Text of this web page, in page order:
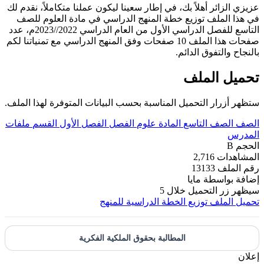
عزيزي الزائر أهلاً بك، في إطار سعينا ليكون عملنا متكاملاً، نقدم لك
في هذا الملف توزيع خطة المنهج الدراسي في مادة العلوم للصف
التاسع للفصل الدراسي الأول من العام الدراسي 2022//2023م، عدد
صفحات هذا الملف 10 صفحات وفق المنهج الدراسي مع تمنياتنا لكم
بالنجاح والتفوق الدائم.
تحميل الملف
ستظهر أزرار التحميل المناسبة بحسب البيانات المتوفرة لهذا الملف.
الصف الصف التاسع المادة علوم الفصل الفصل الأول القسم ملفات
المدرس
الحجم B
المشاهدات 2,716
رقم الملف 13133
إضافة بواسطة مايا
سيظهر زر التحميل خلال 5
تحميل الملف توزيع الخطة الدراسية للمنهج
المطالبة بحقوق الملكية الفكرية
إعلان